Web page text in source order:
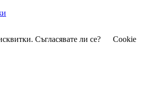
Съгласявате ли се?
Cookie